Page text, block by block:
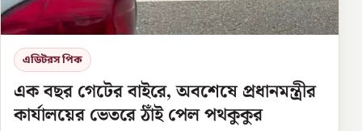
এডিটরস পিক
এক বছর গেটের বাইরে, অবশেষে প্রধানমন্ত্রীর
কার্যালয়ের ভেতরে ঠাঁই পেল পথকুকুর